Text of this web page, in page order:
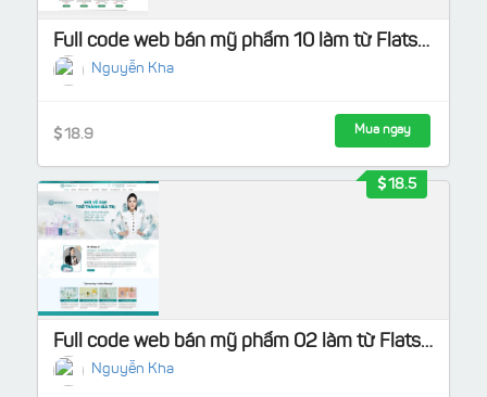
Full code web bán mỹ phẩm 10 làm từ Flatsome Load nhanh, chuẩn SEO
Nguyễn Kha
18.9 Mua ngay
Full code web bán mỹ phẩm 02 làm từ Flatsome
Nguyễn Kha
18.5